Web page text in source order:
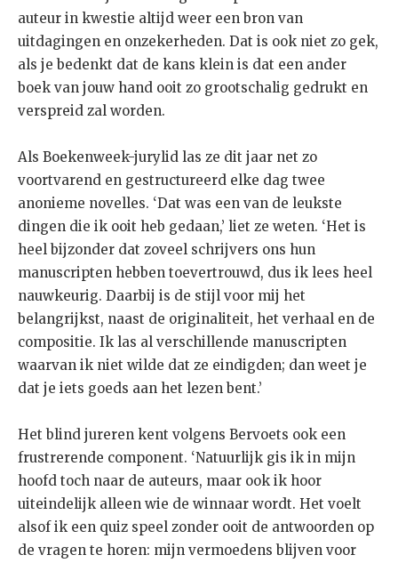
auteur in kwestie altijd weer een bron van
uitdagingen en onzekerheden. Dat is ook niet zo gek,
als je bedenkt dat de kans klein is dat een ander
boek van jouw hand ooit zo grootschalig gedrukt en
verspreid zal worden.
Als Boekenweek-jurylid las ze dit jaar net zo
voortvarend en gestructureerd elke dag twee
anonieme novelles. ‘Dat was een van de leukste
dingen die ik ooit heb gedaan,’ liet ze weten. ‘Het is
heel bijzonder dat zoveel schrijvers ons hun
manuscripten hebben toevertrouwd, dus ik lees heel
nauwkeurig. Daarbij is de stijl voor mij het
belangrijkst, naast de originaliteit, het verhaal en de
compositie. Ik las al verschillende manuscripten
waarvan ik niet wilde dat ze eindigden; dan weet je
dat je iets goeds aan het lezen bent.’
Het blind jureren kent volgens Bervoets ook een
frustrerende component. ‘Natuurlijk gis ik in mijn
hoofd toch naar de auteurs, maar ook ik hoor
uiteindelijk alleen wie de winnaar wordt. Het voelt
alsof ik een quiz speel zonder ooit de antwoorden op
de vragen te horen: mijn vermoedens blijven voor